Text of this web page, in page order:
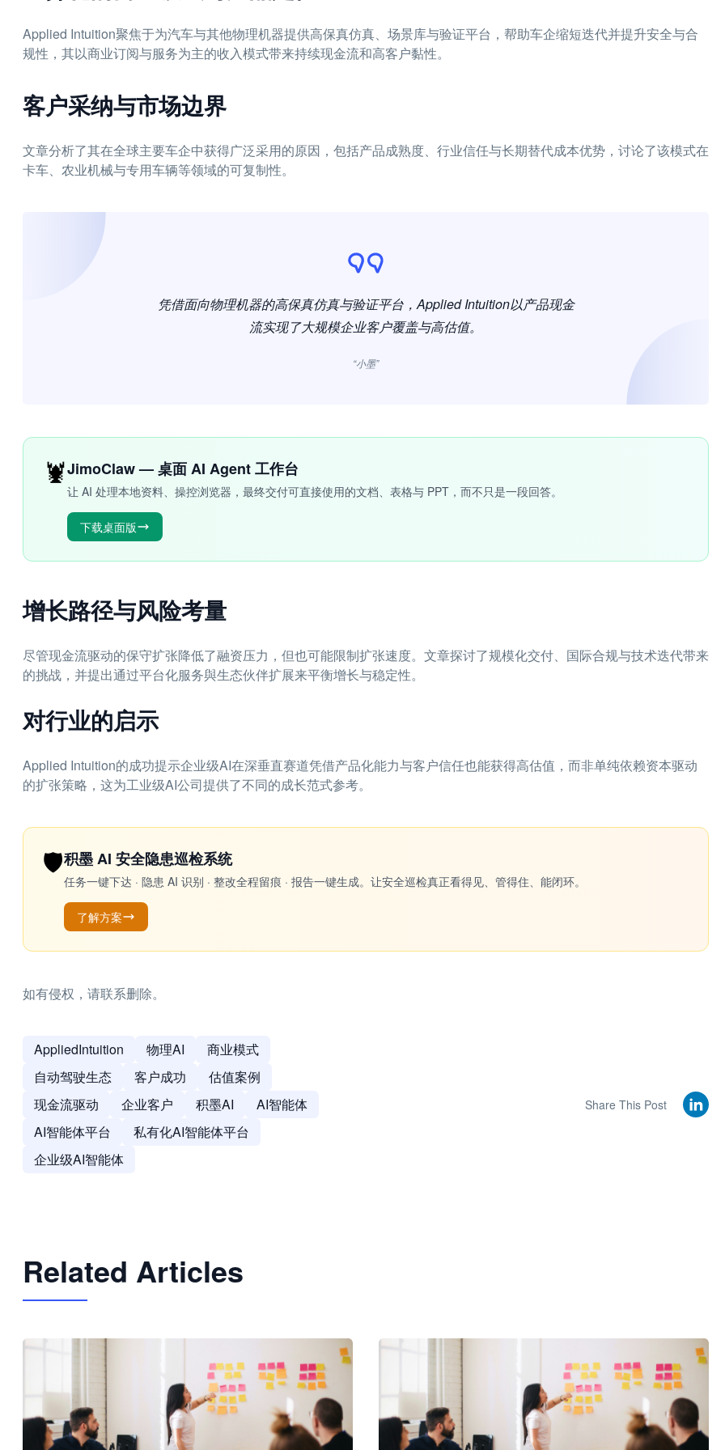
Applied Intuition聚焦于为汽车与其他物理机器提供高保真仿真、场景库与验证平台，帮助车企缩短迭代并提升安全与合
规性，其以商业订阅与服务为主的收入模式带来持续现金流和高客户黏性。
客户采纳与市场边界
文章分析了其在全球主要车企中获得广泛采用的原因，包括产品成熟度、行业信任与长期替代成本优势，讨论了该模式在
卡车、农业机械与专用车辆等领域的可复制性。
凭借面向物理机器的高保真仿真与验证平台，Applied Intuition以产品现金
流实现了大规模企业客户覆盖与高估值。
“小墨”
🦞JimoClaw — 桌面 AI Agent 工作台
让 AI 处理本地资料、操控浏览器，最终交付可直接使用的文档、表格与 PPT，而不只是一段回答。
下载桌面版
增长路径与风险考量
尽管现金流驱动的保守扩张降低了融资压力，但也可能限制扩张速度。文章探讨了规模化交付、国际合规与技术迭代带来
的挑战，并提出通过平台化服务與生态伙伴扩展来平衡增长与稳定性。
对行业的启示
Applied Intuition的成功提示企业级AI在深垂直赛道凭借产品化能力与客户信任也能获得高估值，而非单纯依赖资本驱动
的扩张策略，这为工业级AI公司提供了不同的成长范式参考。
🛡️积墨 AI 安全隐患巡检系统
任务一键下达 · 隐患 AI 识别 · 整改全程留痕 · 报告一键生成。让安全巡检真正看得见、管得住、能闭环。
了解方案
如有侵权，请联系删除。
AppliedIntuition 物理AI
商业模式
自动驾驶生态
客户成功
估值案例
现金流驱动
企业客户 积墨AI
AI智能体
AI智能体平台
私有化AI智能体平台
企业级AI智能体
Share This Post
Related Articles